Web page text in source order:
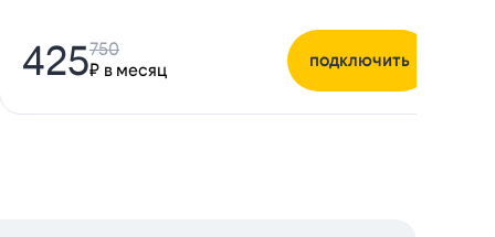
425₽ в месяц
750
подключить